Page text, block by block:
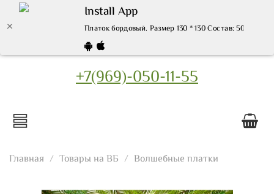
Install App
Платок бордовый. Размер 130 * 130 Состав: 50%-
+7(969)-050-11-55
Главная Товары на ВБ Волшебные платки